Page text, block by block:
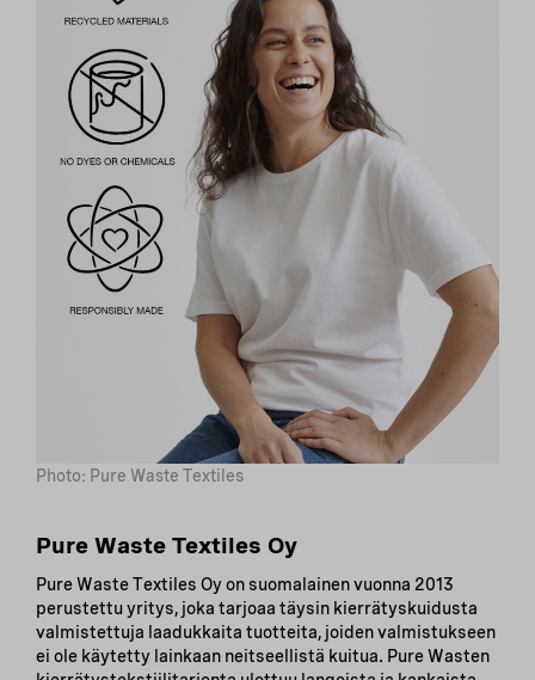
Photo: Pure Waste Textiles
Pure Waste Textiles Oy
Pure Waste Textiles Oy on suomalainen vuonna 2013
perustettu yritys, joka tarjoaa täysin kierrätyskuidusta
valmistettuja laadukkaita tuotteita, joiden valmistukseen
ei ole käytetty lainkaan neitseellistä kuitua. Pure Wasten